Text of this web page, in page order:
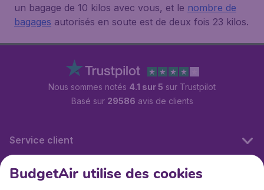
un bagage de 10 kilos avec vous, et le nombre de
bagages autorisés en soute est de deux fois 23 kilos.
Nous sommes notés 4.1 sur 5 sur Trustpilot
Basé sur 29586 avis de clients
Service client
BudgetAir.fr
BudgetAir utilise des cookies